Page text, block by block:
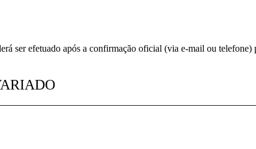
ser efetuado após a confirmação oficial (via e-mail ou